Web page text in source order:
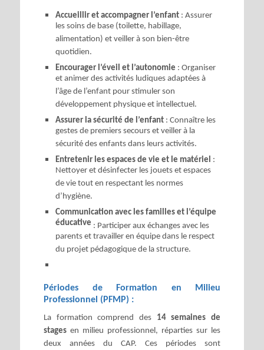
Accueillir et accompagner l’enfant : Assurer
les soins de base (toilette, habillage,
alimentation) et veiller à son bien-être
quotidien.
Encourager l’éveil et l’autonomie : Organiser
et animer des activités ludiques adaptées à
l’âge de l’enfant pour stimuler son
développement physique et intellectuel.
Assurer la sécurité de l’enfant : Connaître les
gestes de premiers secours et veiller à la
sécurité des enfants dans leurs activités.
Entretenir les espaces de vie et le matériel :
Nettoyer et désinfecter les jouets et espaces
de vie tout en respectant les normes
d’hygiène.
Communication avec les familles et l’équipe
éducative : Participer aux échanges avec les
parents et travailler en équipe dans le respect
du projet pédagogique de la structure.
Périodes de Formation en Milieu
Professionnel (PFMP) :
La formation comprend des 14 semaines de
stages en milieu professionnel, réparties sur les
deux années du CAP. Ces périodes sont